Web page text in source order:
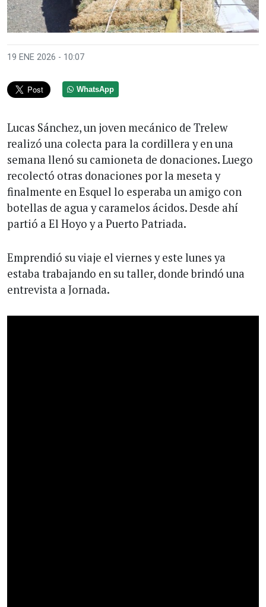
19 ENE 2026 - 10:07
WhatsApp
Lucas Sánchez, un joven mecánico de Trelew
realizó una colecta para la cordillera y en una
semana llenó su camioneta de donaciones. Luego
recolectó otras donaciones por la meseta y
finalmente en Esquel lo esperaba un amigo con
botellas de agua y caramelos ácidos. Desde ahí
partió a El Hoyo y a Puerto Patriada.
Emprendió su viaje el viernes y este lunes ya
estaba trabajando en su taller, donde brindó una
entrevista a Jornada.